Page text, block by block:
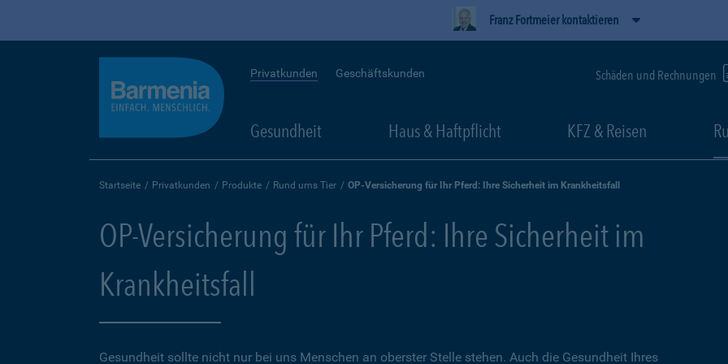
Franz Fortmeier kontaktieren
Privatkunden Geschäftskunden Schäden und Rechnungen
Gesundheit Haus & Haftpflicht KFZ & Reisen
Startseite Privatkunden Produkte Rund ums Tier OP-Versicherung für Ihr Pferd: Ihre Sicherheit im Krankheitsfall
OP-Versicherung für Ihr Pferd: Ihre Sicherheit im
Krankheitsfall
Gesundheit sollte nicht nur bei uns Menschen an oberster Stelle stehen. Auch die Gesundheit Ihres